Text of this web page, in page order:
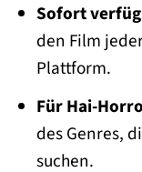
Sofort
den Film
Plattform.
Für Hai-
des Genres,
suchen.